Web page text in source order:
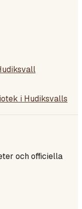
i Hudiksvalls
och officiella